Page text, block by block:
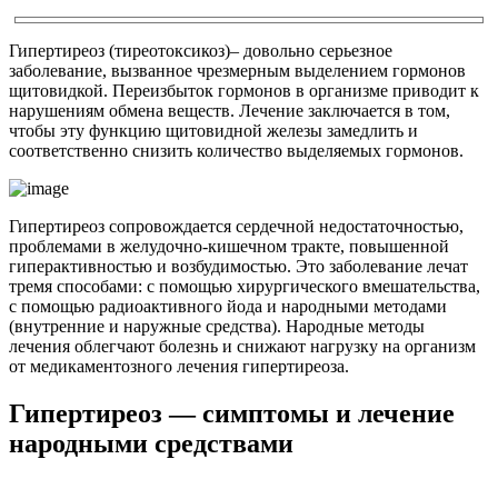
Гипертиреоз (тиреотоксикоз)– довольно серьезное
заболевание, вызванное чрезмерным выделением гормонов
щитовидкой. Переизбыток гормонов в организме приводит к
нарушениям обмена веществ. Лечение заключается в том,
чтобы эту функцию щитовидной железы замедлить и
соответственно снизить количество выделяемых гормонов.
Гипертиреоз сопровождается сердечной недостаточностью,
проблемами в желудочно-кишечном тракте, повышенной
гиперактивностью и возбудимостью. Это заболевание лечат
тремя способами: с помощью хирургического вмешательства,
с помощью радиоактивного йода и народными методами
(внутренние и наружные средства). Народные методы
лечения облегчают болезнь и снижают нагрузку на организм
от медикаментозного лечения гипертиреоза.
Гипертиреоз — симптомы и лечение
народными средствами